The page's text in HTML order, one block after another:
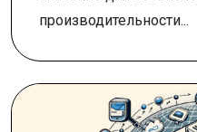
производительности...